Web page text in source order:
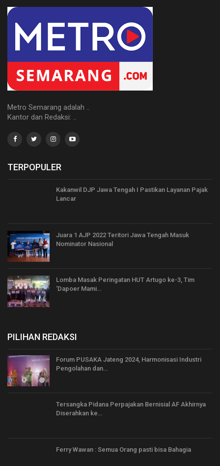
Metro Semarang adalah ..
Kantor dan Redaksi: ..
TERPOPULER
Kakanwil DJP Jawa Tengah I Pastikan Layanan Pajak
Lancar
Juara 1 AJP 2022 Teritori Jawa Tengah Masuk
Nominator Nasional
Lomba Masak Peringatan HUT Artugo ke-3, Tim
‘Dapoer Mami…
PILIHAN REDAKSI
Forum PUSAKA Jateng 2024, Harmonisasi Industri
Pengolahan dan…
Tersangka Pidana Perpajakan Bernisial AF Akhirnya
Diserahkan ke…
Ferry Wawan : Semua Orang pasti bisa Bahagia